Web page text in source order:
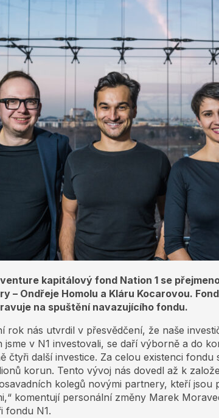
kapitálový fond Nation 1 se
– Ondřeje Homolu a Kláru Kocarovou.
na spuštění navazujícího fondu.
rok nás utvrdil v přesvědčení, že naše
jsme v N1 investovali, se daří výborně a do
čtyři další investice. Za celou existenci
korun. Tento vývoj nás dovedl až k
kolegů novými partnery, kteří jsou
komentují personální změny Marek
fondu N1.